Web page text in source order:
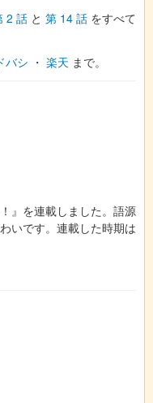
2 話 と 第 14 話 をすべて
バシ ・ 楽天 まで。
』を連載しました。語源
いです。連載した時期は